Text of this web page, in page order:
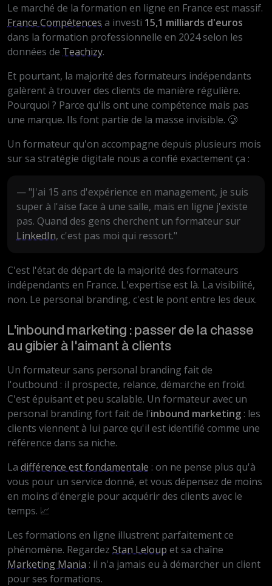
Le marché de la formation en ligne en France est massif.
France Compétences a investi 15,1 milliards d'euros
dans la formation professionnelle en 2024 selon les
données de Teachizy.
Et pourtant, la majorité des formateurs indépendants
galèrent à trouver des clients de manière régulière.
Pourquoi ? Parce qu'ils ont une compétence mais pas
une marque. Ils font partie de la masse invisible. 🥲
Un formateur qu'on accompagne depuis plusieurs mois
sur sa stratégie digitale nous a confié exactement ça :
— "J'ai 15 ans d'expérience en management, je suis
super à l'aise face à une salle, mais en ligne j'existe
pas. Quand des gens cherchent un formateur sur
LinkedIn, c'est pas moi qui ressort."
C'est l'état de départ de la majorité des formateurs
indépendants en France. L'expertise est là. La visibilité,
non. Le personal branding, c'est le pont entre les deux.
L'inbound marketing : passer de la chasse
au gibier à l'aimant à clients
Un formateur sans personal branding fait de
l'outbound : il prospecte, relance, démarche en froid.
C'est épuisant et peu scalable. Un formateur avec un
personal branding fort fait de l'inbound marketing : les
clients viennent à lui parce qu'il est identifié comme une
référence dans sa niche.
La différence est fondamentale : on ne pense plus qu'à
vous pour un service donné, et vous dépensez de moins
en moins d'énergie pour acquérir des clients avec le
temps. 📈
Les formations en ligne illustrent parfaitement ce
phénomène. Regardez Stan Leloup et sa chaîne
Marketing Mania : il n'a jamais eu à démarcher un client
pour ses formations.